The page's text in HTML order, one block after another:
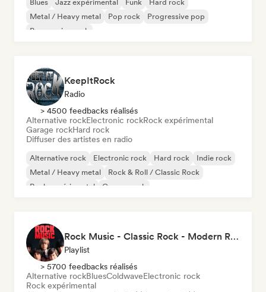
Blues Jazz expérimental Funk
Hard rock
Metal / Heavy metal
Pop rock
Progressive pop
Progressive rock
KeepItRock
Radio
> 4500 feedbacks réalisés
Alternative rockElectronic rockRock expérimental
Garage rockHard rock
Diffuser des artistes en radio
Alternative rock Electronic rock Hard rock
Indie rock
Metal / Heavy metal
Rock & Roll / Classic Rock
Rock expérimental
Garage rock
Rock Music - Classic Rock - Modern Rock
Playlist
> 5700 feedbacks réalisés
Alternative rockBluesColdwaveElectronic rock
Rock expérimental